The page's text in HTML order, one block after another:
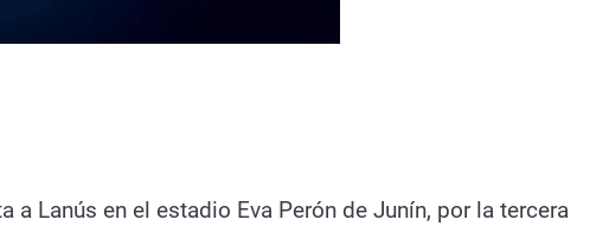
a Lanús en el estadio Eva Perón de Junín, por la tercera